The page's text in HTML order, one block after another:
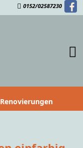
0152/02587230